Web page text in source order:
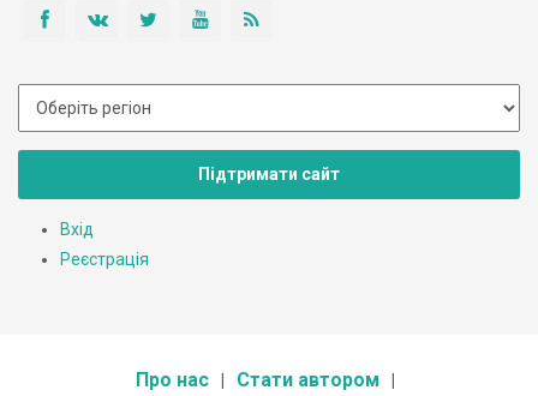
Підтримати сайт
Вхід
Реєстрація
Про нас Стати автором